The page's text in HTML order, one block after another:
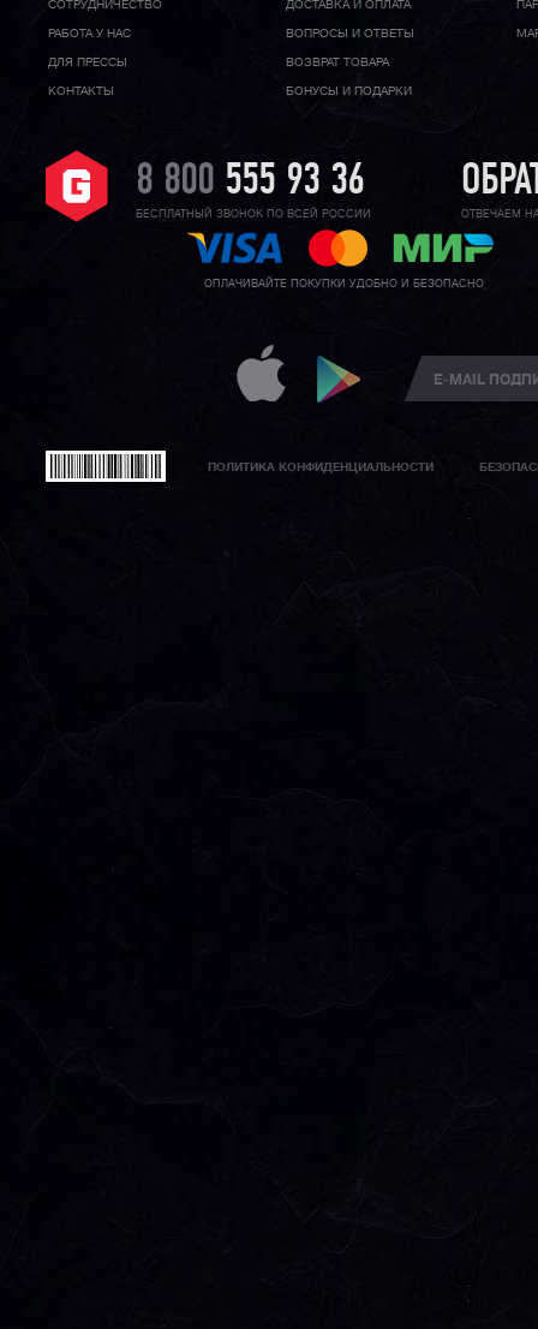
CОТРУДНИЧЕСТВО
РАБОТА У НАС
ДЛЯ ПРЕССЫ
КОНТАКТЫ
ДОСТАВКА И ОПЛАТА
ВОПРОСЫ И ОТВЕТЫ
ВОЗВРАТ ТОВАРА
БОНУСЫ И ПОДАРКИ
8 800 555 93 36
БЕСПЛАТНЫЙ ЗВОНОК ПО ВСЕЙ РОССИИ ОТВЕЧАЕМ
ОПЛАЧИВАЙТЕ ПОКУПКИ УДОБНО И БЕЗОПАСНО
ПОЛИТИКА КОНФИДЕНЦИАЛЬНОСТИ